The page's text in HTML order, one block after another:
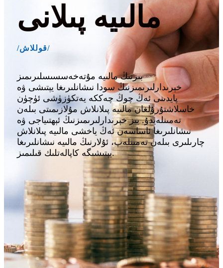
مالىيە پىلانى
/قوللاش/
بىزنىڭ مالىيە مۇتەخەسسىسلىرىمىز
خېرىدارلىرىمىزنىڭ سودا نىشانلىرىغا يېتىشى ۋە
پايدىنى ئەڭ چوڭ چەككە يەتكۈزۈشى ئۈچۈن
خاسلاشتۇرۇلغان مالىيە پىلانلاش مۇلازىمىتى بىلەن
تەمىنلەيدۇ. بىز خېرىدارلىرىمىزنىڭ ئېھتىياجى ۋە
نىشانلىرىغا ئاساسەن ئەڭ ياخشى مالىيە پىلانلاش
چارىلىرى بىلەن تەمىنلەپ، ئۇلارنىڭ مالىيە نىشانلىرىغا
يېتىشىگە كاپالەتلىك قىلىمىز.